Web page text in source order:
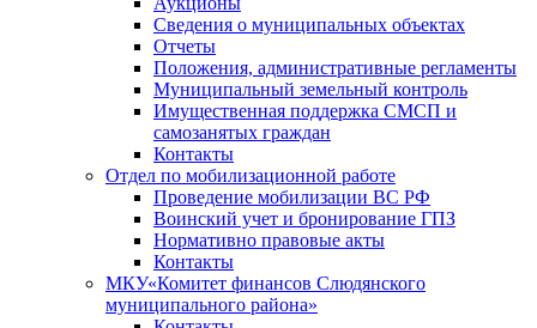
Сведения о муниципальных объектах
Отчеты
Положения, административные регламенты
Муниципальный земельный контроль
Имущественная поддержка СМСП и
самозанятых граждан
Контакты
Отдел по мобилизационной работе
Проведение мобилизации ВС РФ
Воинский учет и бронирование ГПЗ
Нормативно правовые акты
Контакты
МКУ«Комитет финансов Слюдянского
муниципального района»